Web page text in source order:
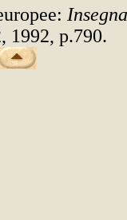
1992, p.790.